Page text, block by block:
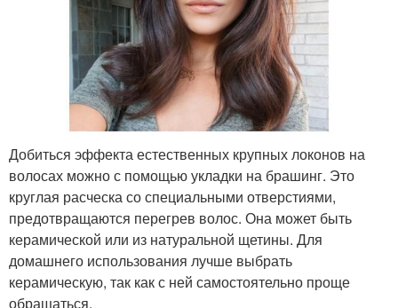
Добиться эффекта естественных крупных локонов на
волосах можно с помощью укладки на брашинг. Это
круглая расческа со специальными отверстиями,
предотвращаются перегрев волос. Она может быть
керамической или из натуральной щетины. Для
домашнего использования лучше выбрать
керамическую, так как с ней самостоятельно проще
обращаться.